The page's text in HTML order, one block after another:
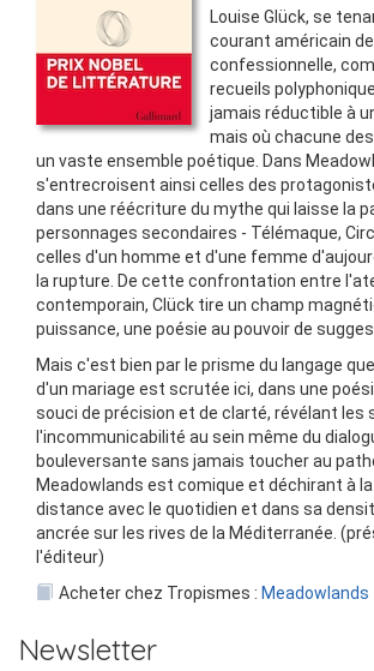
Louise Glück, se
courant américain
confessionnelle,
recueils
jamais réductible à
mais où chacune
un vaste ensemble poétique. Dans
s'entrecroisent ainsi celles des
dans une réécriture du mythe qui laisse la
personnages secondaires - Télémaque,
celles d'un homme et d'une femme
la rupture. De cette confrontation entre
contemporain, Clück tire un champ
puissance, une poésie au pouvoir de
Mais c'est bien par le prisme du langage
d'un mariage est scrutée ici, dans une
souci de précision et de clarté, révélant les
l'incommunicabilité au sein même du
bouleversante sans jamais toucher au
Meadowlands est comique et déchirant à
distance avec le quotidien et dans sa
ancrée sur les rives de la Méditerranée.
l'éditeur)
Acheter chez Tropismes : Meadowlands
Newsletter